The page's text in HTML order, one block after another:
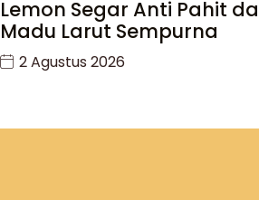
Lemon Segar Anti Pahit
Madu Larut Sempurna
2 Agustus 2026